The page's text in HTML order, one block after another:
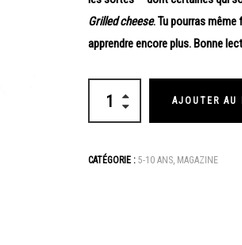
Grilled cheese. Tu pourras
apprendre encore plus. Bonne
AJOUTER AU
CATÉGORIE : 5-10 ANS, MAGAZINE